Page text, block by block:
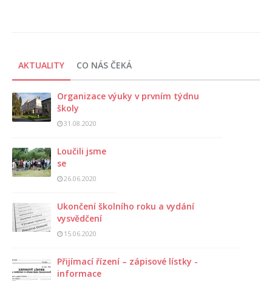
AKTUALITY CO NÁS ČEKÁ
Organizace výuky v prvním týdnu
školy
31.08.2020
Loučili jsme
se
26.06.2020
Ukončení školního roku a vydání
vysvědčení
15.06.2020
Přijímací řízení – zápisové lístky -
informace